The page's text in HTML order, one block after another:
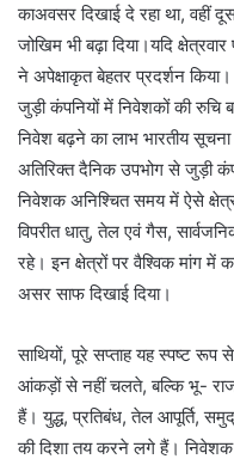
काअवसर दिखाई दे रहा था, वहीं
जोखिम भी बढ़ा दिया।यदि
ने अपेक्षाकृत बेहतर प्रदर्शन
जुड़ी कंपनियों में निवेशकों की रुचि
निवेश बढ़ने का लाभ भारतीय सूचना
अतिरिक्त दैनिक उपभोग से जुड़ी
निवेशक अनिश्चित समय में ऐसे
विपरीत धातु, तेल एवं गैस,
रहे। इन क्षेत्रों पर वैश्विक मांग में
असर साफ दिखाई दिया।
साथियों, पूरे सप्ताह यह स्पष्ट रूप
आंकड़ों से नहीं चलते, बल्कि भू-
हैं। युद्ध, प्रतिबंध, तेल आपूर्ति,
की दिशा तय करने लगे हैं।